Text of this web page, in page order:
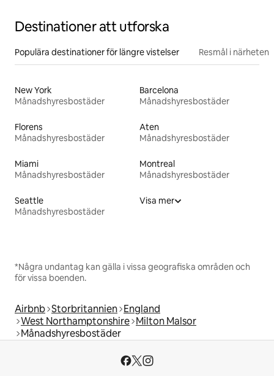
Destinationer att utforska
Populära destinationer för längre vistelser Resmål i närheten
New York
Månadshyresbostäder
Barcelona
Månadshyresbostäder
Florens
Månadshyresbostäder
Aten
Månadshyresbostäder
Miami
Månadshyresbostäder
Montreal
Månadshyresbostäder
Seattle
Månadshyresbostäder
Visa mer
*Några undantag kan gälla i vissa geografiska områden och
för vissa boenden.
Airbnb Storbritannien England
West Northamptonshire Milton Malsor
Månadshyresbostäder